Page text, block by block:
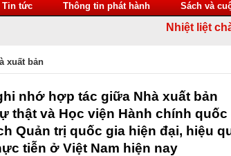
Tin tức Thông tin phát hành Sách và
Nhiệt liệt chào
xuất bản
nhớ hợp tác giữa Nhà xuất bản
thật và Học viện Hành chính quốc
Quản trị quốc gia hiện đại, hiệu
tiễn ở Việt Nam hiện nay